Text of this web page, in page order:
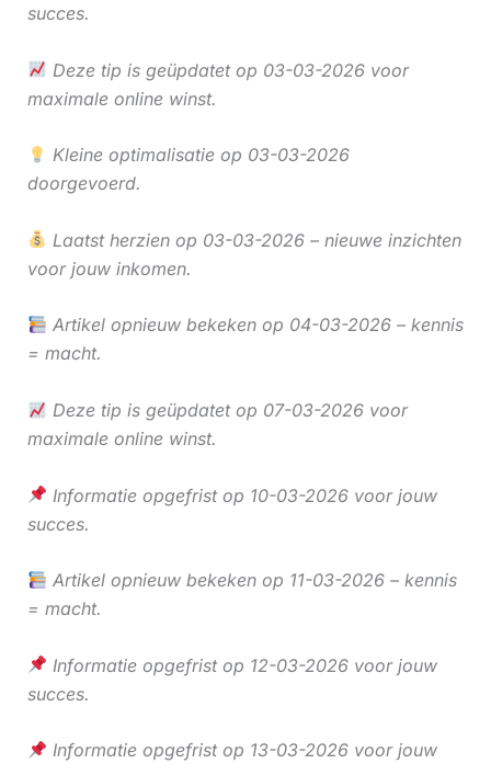
succes.
Deze tip is geüpdatet op 03-03-2026 voor
maximale online winst.
Kleine optimalisatie op 03-03-2026
doorgevoerd.
Laatst herzien op 03-03-2026 – nieuwe inzichten
voor jouw inkomen.
Artikel opnieuw bekeken op 04-03-2026 – kennis
= macht.
Deze tip is geüpdatet op 07-03-2026 voor
maximale online winst.
Informatie opgefrist op 10-03-2026 voor jouw
succes.
Artikel opnieuw bekeken op 11-03-2026 – kennis
= macht.
Informatie opgefrist op 12-03-2026 voor jouw
succes.
Informatie opgefrist op 13-03-2026 voor jouw